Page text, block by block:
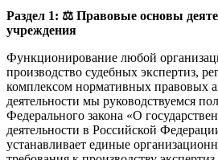
Раздел 1: ⚖️ Правовые основы
учреждения
Функционирование любой
производство судебных экспертиз,
комплексом нормативных правовых
деятельности мы руководствуемся
Федерального закона «О
деятельности в Российской
устанавливает единые